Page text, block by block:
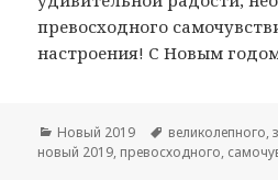
превосходного
настроения! С Новым
Рубрики
Новый 2019 Метки
великолепного,
новый 2019, превосходного,